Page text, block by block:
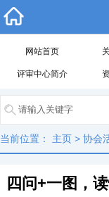
网站首页
评审中心简介
当前位置： 主页 > 协会
四问+一图，